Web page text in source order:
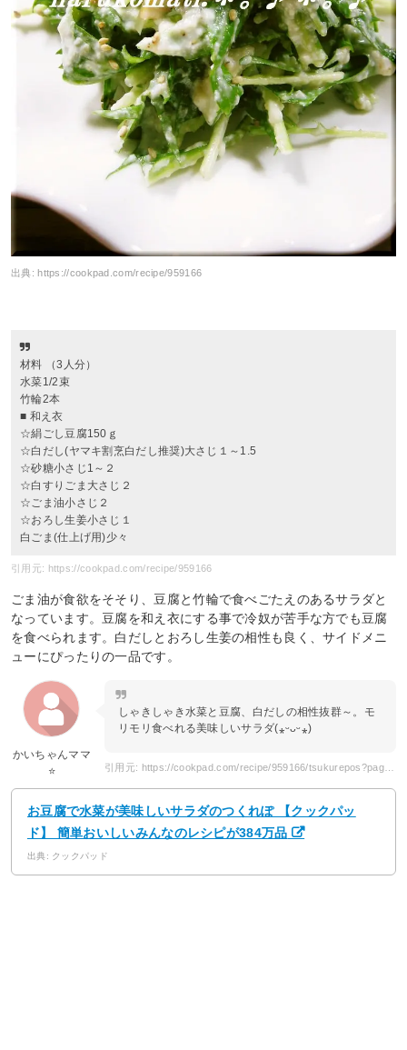
出典:https://cookpad.com/recipe/959166
材料 （3人分）
水菜1/2束
竹輪2本
■ 和え衣
☆絹ごし豆腐150ｇ
☆白だし(ヤマキ割烹白だし推奨)大さじ１～1.5
☆砂糖小さじ1～２
☆白すりごま大さじ２
☆ごま油小さじ２
☆おろし生姜小さじ１
白ごま(仕上げ用)少々
引用元: https://cookpad.com/recipe/959166
ごま油が食欲をそそり、豆腐と竹輪で食べごたえのあるサラダと
なっています。豆腐を和え衣にする事で冷奴が苦手な方でも豆腐
を食べられます。白だしとおろし生姜の相性も良く、サイドメニ
ューにぴったりの一品です。
かいちゃんママ
⭐️
しゃきしゃき水菜と豆腐、白だしの相性抜群～。モ
リモリ食べれる美味しいサラダ(⁎ᵕᴗᵕ⁎)
引用元: https://cookpad.com/recipe/959166/tsukurepos?page=3
お豆腐で水菜が美味しいサラダのつくれぽ 【クックパッ
ド】 簡単おいしいみんなのレシピが384万品
出典: クックパッド